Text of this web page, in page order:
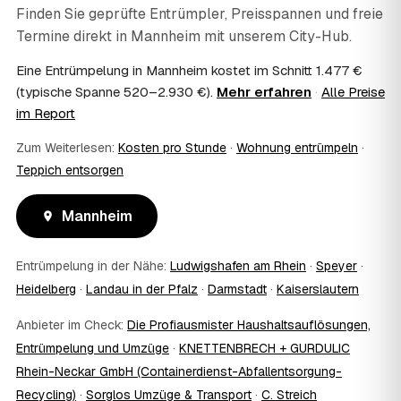
07 Übernimmt das Sozialamt oder Jobcenter die
Kosten?
Im Einzelfall ist das möglich — etwa bei einer
Wohnungsauflösung im Rahmen von Sozialhilfe oder
einem vom Amt veranlassten Umzug. Wichtig: Den Antrag
stellen Sie vor Auftragserteilung beim zuständigen Amt
Zentrum vermittelt die Entrümpler, entscheidet aber nicht
über die Kostenübernahme.
08 Bekomme ich einen Entsorgungsnachweis?
Ja. Die Partner entsorgen über zugelassene Höfe und
stellen auf Wunsch einen Entsorgungsnachweis aus —
oder die eigene Dokumentation.
09 Muss ich bei der Entrümpelung anwesend sein?
Übergabe und zum Abschluss vor Ort; den genauen
Ablauf — etwa die Schlüsselübergabe — stimmen Sie
direkt mit dem Entrümpler ab.
10 Was ist im Festpreis enthalten?
Finden Sie geprüfte Entrümpler, Preisspannen und freie
Termine direkt in Mannheim mit unserem City-Hub.
Eine Entrümpelung in Mannheim kostet im Schnitt 1.477 €
(typische Spanne 520–2.930 €). Mehr erfahren · Alle Preise
im Report
Zum Weiterlesen: Kosten pro Stunde · Wohnung entrümpeln ·
Teppich entsorgen
Mannheim
Entrümpelung in der Nähe: Ludwigshafen am Rhein · Speyer ·
Heidelberg · Landau in der Pfalz · Darmstadt · Kaiserslautern
Anbieter im Check: Die Profiausmister Haushaltsauflösungen,
Entrümpelung und Umzüge · KNETTENBRECH + GURDULIC
Rhein-Neckar GmbH (Containerdienst-Abfallentsorgung-
Recycling) · Sorglos Umzüge & Transport · C. Streich